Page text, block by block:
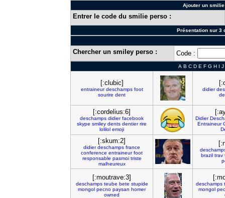
Ajouter un
Entrer le code du smilie perso :
Présentation sur 3
Chercher un smiley perso : Code :
A B C D E F G H I J
[:clubic]
entraineur deschamps foot
sourire dent
didier
[:cordelius:6]
deschamps didier facebook
skype smiley dents dentier rire
lolilol emoji
Didier
Entraineur
[:skum:2]
didier deschamps france
conference entraineur foot
responsable pasmoi triste
malheureux
brazil trav
[:moutrave:3]
deschamps teube bete stupide
mongol pecno paysan homer
owned
deschamps
mongol